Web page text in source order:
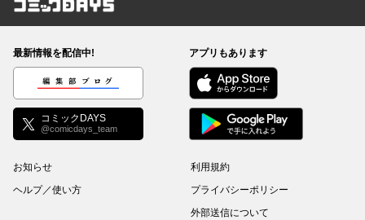
コミックDAYS
最新情報を配信中!
編集部ブログ
コミックDAYS
@comicdays_team
アプリもあります
お知らせ
ヘルプ／使い方
利用規約
プライバシーポリシー
外部送信について